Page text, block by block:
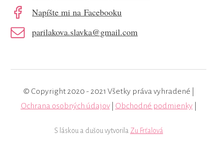
Napíšte mi na Facebooku
parilakova.slavka@gmail.com
© Copyright 2020 - 2021 Všetky práva vyhradené |
Ochrana osobných údajov| Obchodné podmienky
S láskou a dušou vytvorila Zu Frťalová